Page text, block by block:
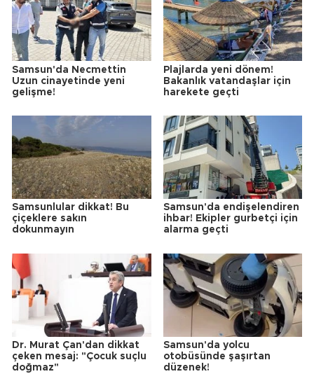
Samsun'da Necmettin
Uzun cinayetinde yeni
gelişme!
Plajlarda yeni dönem!
Bakanlık vatandaşlar için
harekete geçti
Samsunlular dikkat! Bu
çiçeklere sakın
dokunmayın
Samsun'da endişelendiren
ihbar! Ekipler gurbetçi için
alarma geçti
Dr. Murat Çan'dan dikkat
çeken mesaj: "Çocuk suçlu
doğmaz"
Samsun'da yolcu
otobüsünde şaşırtan
düzenek!